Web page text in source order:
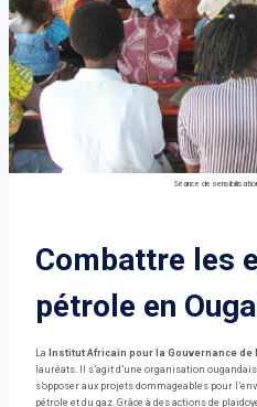
Séance de
Combattre les
pétrole en
La Institut Africain pour la Gouvernance de
lauréats. Il s’agit d’une organisation
s’opposer aux projets dommageables pour
pétrole et du gaz. Grâce à des actions de